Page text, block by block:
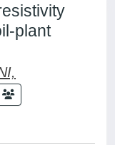
plant